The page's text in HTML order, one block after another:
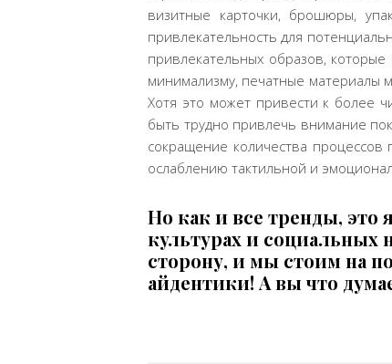
визитные карточки, брошюры,
привлекательность для
привлекательных образов,
минимализму, печатные материалы
Хотя это может привести к более
быть трудно привлечь внимание
сокращение количества
ослаблению тактильной и
Но как и все тренды,
культурах и социальных
сторону, и мы стоим на
айдентики! А вы что